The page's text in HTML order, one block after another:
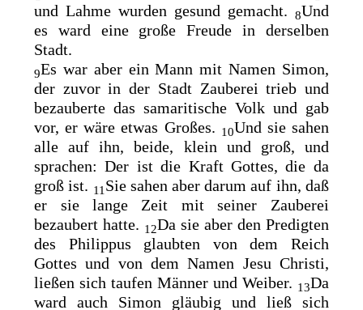
und Lahme wurden gesund gemacht.
8Und
es ward eine große Freude in derselben
Stadt.
9Es war aber ein Mann mit Namen Simon,
der zuvor in der Stadt Zauberei trieb und
bezauberte das samaritische Volk und gab
vor, er wäre etwas Großes. 10Und sie sahen
alle auf ihn, beide, klein und groß, und
sprachen: Der ist die Kraft Gottes, die da
groß ist. 11 Sie sahen aber darum auf ihn, daß
er sie lange Zeit mit seiner Zauberei
bezaubert hatte. 12Da sie aber den Predigten
des Philippus glaubten von dem Reich
Gottes und von dem Namen Jesu Christi,
ließen sichtaufen Männer und Weiber. 13Da
ward auch Simon gläubig und ließ sich